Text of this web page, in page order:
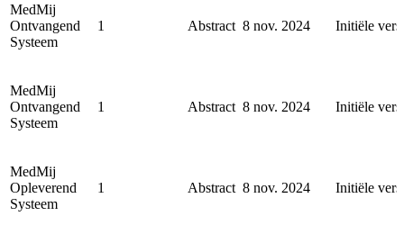
MedMij
Ontvangend
Systeem
1 Abstract 8 nov. 2024 Initiële
MedMij
Ontvangend
Systeem
1 Abstract 8 nov. 2024 Initiële
MedMij
Opleverend
Systeem
1 Abstract 8 nov. 2024 Initiële